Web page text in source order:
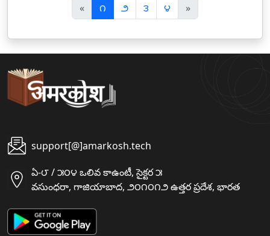
«पि
छ
ला
౧ ౨ ౩ ౪ »अ
ग
ला
support[@]amarkosh.tech
ఏ-౮ / ౫౦౪ ఒలివ కాఉంటీ, సైక్టర ౫
వసుంధరా, గాజియాబాద, ౨౦౧౦౧౨ ఉత్తర ప్రదేశ, భారత